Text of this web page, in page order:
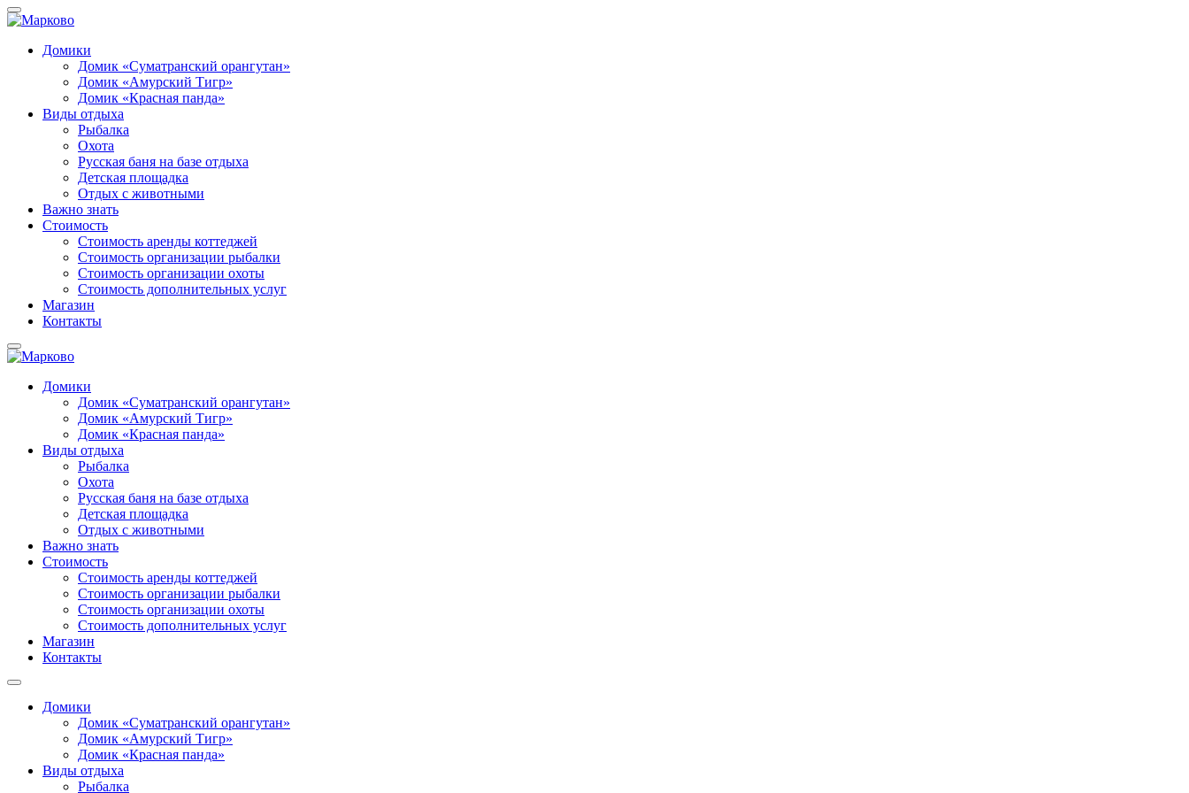
Домики
Домик «Суматранский орангутан»
Домик «Амурский Тигр»
Домик «Красная панда»
Виды отдыха
Рыбалка
Охота
Русская баня на базе отдыха
Детская площадка
Отдых с животными
Важно знать
Стоимость
Стоимость аренды коттеджей
Стоимость организации рыбалки
Стоимость организации охоты
Стоимость дополнительных услуг
Магазин
Контакты
Домики
Домик «Суматранский орангутан»
Домик «Амурский Тигр»
Домик «Красная панда»
Виды отдыха
Рыбалка
Охота
Русская баня на базе отдыха
Детская площадка
Отдых с животными
Важно знать
Стоимость
Стоимость аренды коттеджей
Стоимость организации рыбалки
Стоимость организации охоты
Стоимость дополнительных услуг
Магазин
Контакты
Домики
Домик «Суматранский орангутан»
Домик «Амурский Тигр»
Домик «Красная панда»
Виды отдыха
Рыбалка